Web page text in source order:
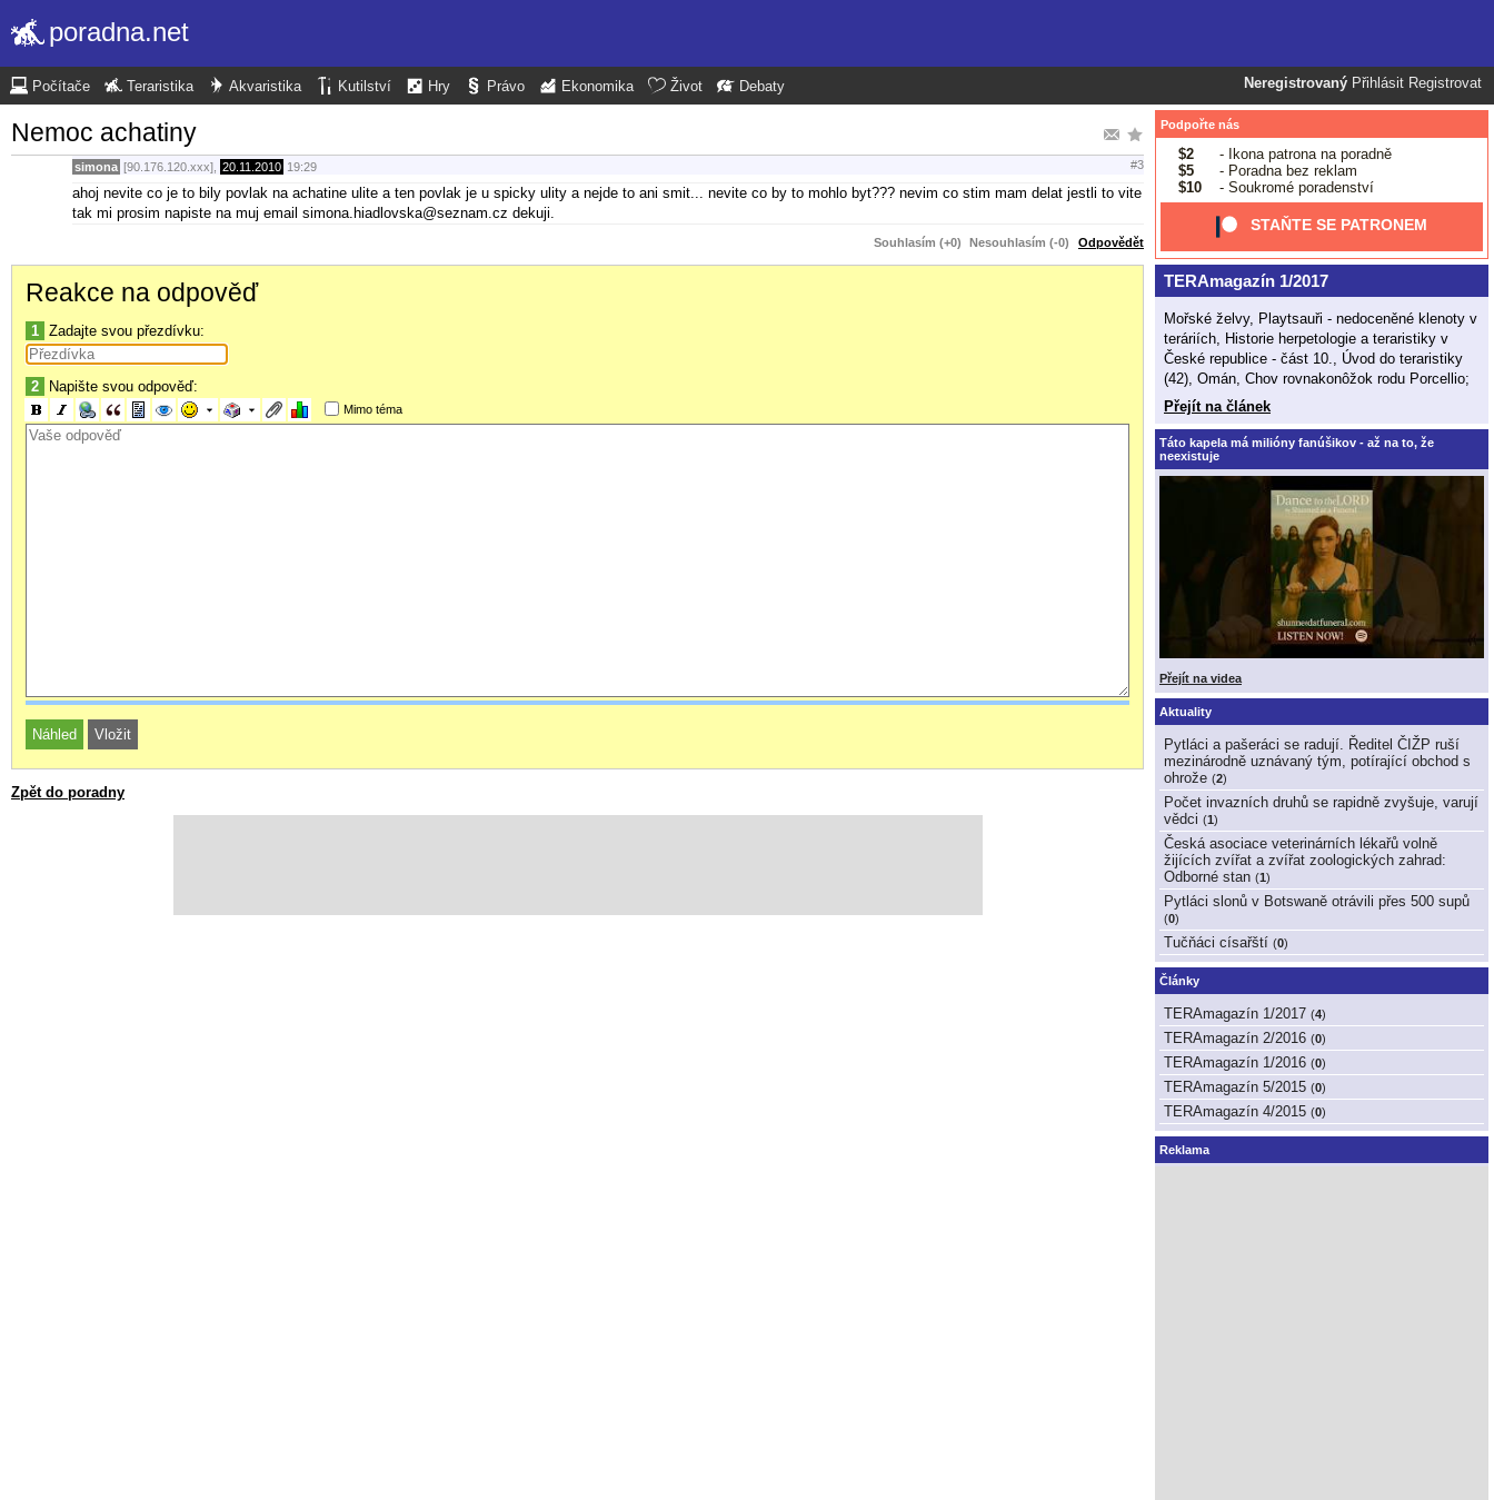
poradna.net
Neregistrovaný Přihlásit Registrovat
Počítače Teraristika Akvaristika Kutilství Hry Právo Ekonomika Život Debaty
Nemoc achatiny
simona [90.176.120.xxx], 20.11.2010 19:29 #3
ahoj nevite co je to bily povlak na achatine ulite a ten povlak je u spicky ulity a nejde to ani smit... nevite co by to mohlo byt??? nevim co stim mam delat jestli to vite
tak mi prosim napiste na muj email simona.hiadlovska@seznam.cz dekuji.
Souhlasím (+0) Nesouhlasím (-0) Odpovědět
Reakce na odpověď
1 Zadajte svou přezdívku:
2 Napište svou odpověď:
Mimo téma
Zpět do poradny
Podpořte nás
$2
- Ikona patrona na poradně
$5
- Poradna bez reklam
$10
- Soukromé poradenství
STAŇTE SE PATRONEM
TERAmagazín 1/2017
Mořské želvy, Playtsauři - nedoceněné klenoty v
teráriích, Historie herpetologie a teraristiky v
České republice - část 10., Úvod do teraristiky
(42), Omán, Chov rovnakonôžok rodu Porcellio;
Přejít na článek
Táto kapela má milióny fanúšikov - až na to, že
neexistuje
Přejít na videa
Aktuality
Pytláci a pašeráci se radují. Ředitel ČIŽP ruší
mezinárodně uznávaný tým, potírající obchod s
ohrože (2)
Počet invazních druhů se rapidně zvyšuje, varují
vědci (1)
Česká asociace veterinárních lékařů volně
žijících zvířat a zvířat zoologických zahrad:
Odborné stan (1)
Pytláci slonů v Botswaně otrávili přes 500 supů
(0)
Tučňáci císařští (0)
Články
TERAmagazín 1/2017 (4)
TERAmagazín 2/2016 (0)
TERAmagazín 1/2016 (0)
TERAmagazín 5/2015 (0)
TERAmagazín 4/2015 (0)
Reklama